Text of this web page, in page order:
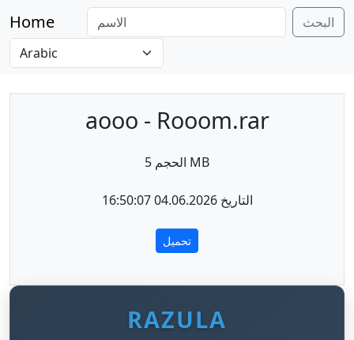
Home البحث
aooo - Rooom.rar
الحجم 5 MB
التاريخ 04.06.2026 16:50:07
تحميل
RAZULA